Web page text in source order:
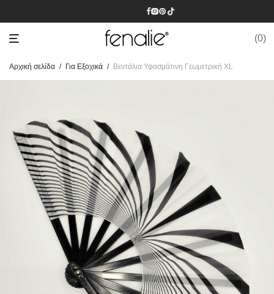
0
Αρχική σελίδα / Για Εξοχικά / Βεντάλια Υφασμάτινη Γεωμετρική XL